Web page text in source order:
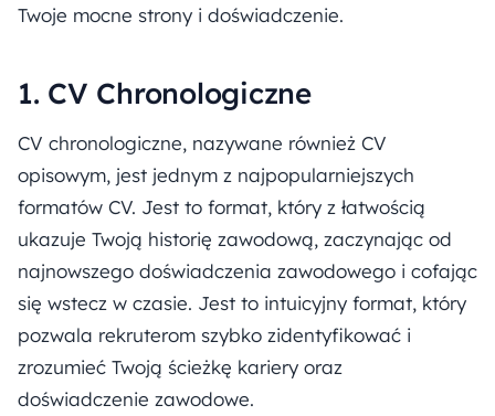
Twoje mocne strony i doświadczenie.
1. CV Chronologiczne
CV chronologiczne, nazywane również CV
opisowym, jest jednym z najpopularniejszych
formatów CV. Jest to format, który z łatwością
ukazuje Twoją historię zawodową, zaczynając od
najnowszego doświadczenia zawodowego i cofając
się wstecz w czasie. Jest to intuicyjny format, który
pozwala rekruterom szybko zidentyfikować i
zrozumieć Twoją ścieżkę kariery oraz
doświadczenie zawodowe.